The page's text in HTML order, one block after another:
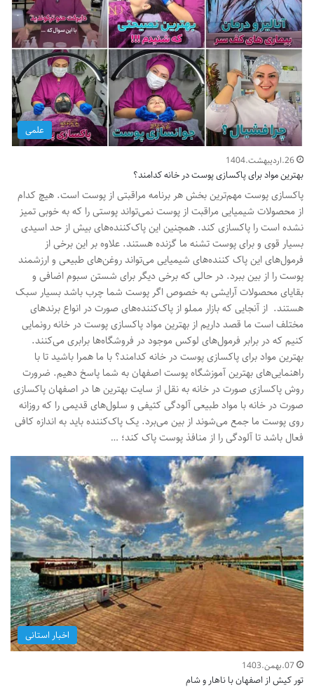
علمی
26.اردیبهشت.1404
بهترین مواد برای پاکسازی پوست در خانه کدامند؟
پاکسازی پوست مهم‌ترین بخش هر برنامه مراقبتی از پوست است. هیچ کدام
از محصولات شیمیایی مراقبت از پوست نمی‌تواند پوستی را که به خوبی تمیز
نشده است را پاکسازی کند. همچنین این پاک‌کننده‌های بیش از حد اسیدی
بسیار قوی و برای پوست تشنه ما گزنده هستند. علاوه بر این برخی از
فرمول‌های این پاک کننده‌های شیمیایی می‌تواند روغن‌های طبیعی و ارزشمند
پوست را از بین ببرد. در حالی که برخی دیگر برای شستن سبوم اضافی و
بقایای محصولات آرایشی به خصوص اگر پوست شما چرب باشد بسیار سبک
هستند. از آنجایی که بازار مملو از پاک‌کننده‌های صورت در انواع برندهای
مختلف است ما قصد داریم از بهترین مواد پاکسازی پوست در خانه رونمایی
کنیم که در برابر فرمول‌های لوکس موجود در فروشگاه‌ها برابری می‌کنند.
بهترین مواد برای پاکسازی پوست در خانه کدامند؟ با ما همرا باشید تا با
راهنمایی‌های بهترین آموزشگاه پوست اصفهان به شما پاسخ دهیم. ضرورت
روش پاکسازی صورت در خانه به نقل از سایت بهترین ها در اصفهان پاکسازی
صورت در خانه با مواد طبیعی آلودگی کثیفی و سلول‌های قدیمی را که روزانه
روی پوست ما جمع می‌شوند از بین می‌برد. یک پاک‌کننده باید به اندازه کافی
فعال باشد تا آلودگی را از منافذ پوست پاک کند؛ …
اخبار استانی
07.بهمن.1403
تور کیش از اصفهان با ناهار و شام